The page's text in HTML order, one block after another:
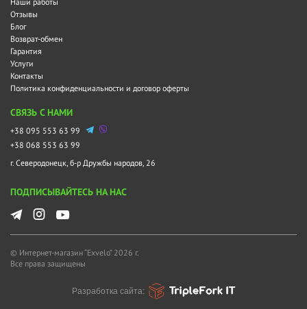
Отзывы
Блог
Возврат-обмен
Гарантия
Услуги
Контакты
Политика конфиденциальности и договор оферты
СВЯЗЬ С НАМИ
+38 095 553 63 99
+38 068 553 63 99
г. Северодонецк, б-р Дружбы народов, 26
ПОДПИСЫВАЙТЕСЬ НА НАС
© Интернет-магазин “Exvelo” 2026 г.
Все права защищены
Разработка сайта: